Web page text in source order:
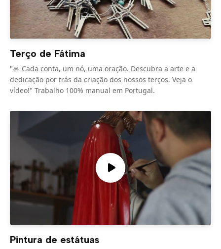
Terço de Fátima
"🙏 Cada conta, um nó, uma oração. Descubra a arte e a
dedicação por trás da criação dos nossos terços. Veja o
vídeo!" Trabalho 100% manual em Portugal.
Pintura de estátuas